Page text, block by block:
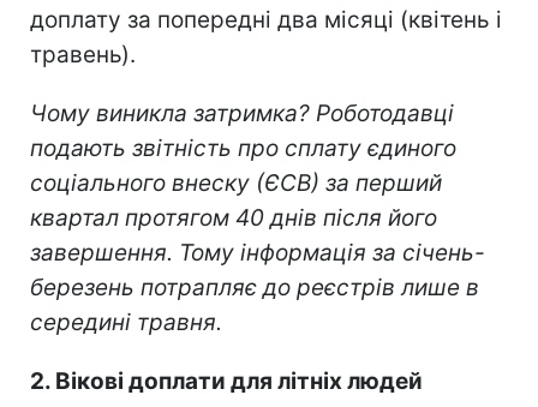
доплату за попередні два місяці (квітень і
травень).
Чому виникла затримка? Роботодавці
подають звітність про сплату єдиного
соціального внеску (ЄСВ) за перший
квартал протягом 40 днів після його
завершення. Тому інформація за січень-
березень потрапляє до реєстрів лише в
середині травня.
2. Вікові доплати для літніх людей